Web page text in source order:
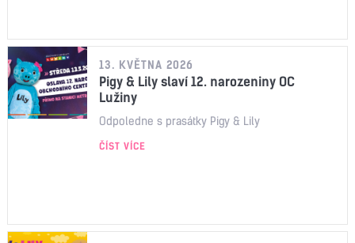
13. KVĚTNA 2026
Pigy & Lily slaví 12. narozeniny OC
Lužiny
Odpoledne s prasátky Pigy & Lily
ČÍST VÍCE